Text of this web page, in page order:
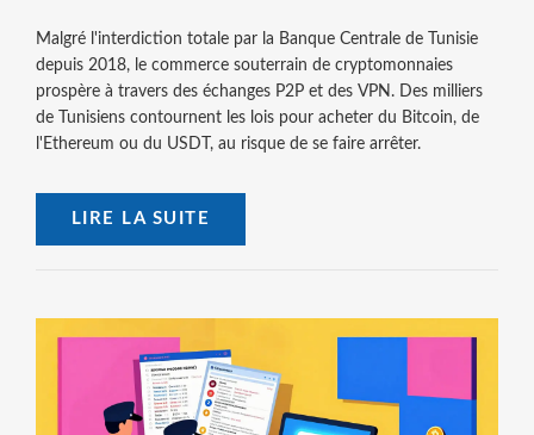
Malgré l'interdiction totale par la Banque Centrale de Tunisie
depuis 2018, le commerce souterrain de cryptomonnaies
prospère à travers des échanges P2P et des VPN. Des milliers
de Tunisiens contournent les lois pour acheter du Bitcoin, de
l'Ethereum ou du USDT, au risque de se faire arrêter.
LIRE LA SUITE